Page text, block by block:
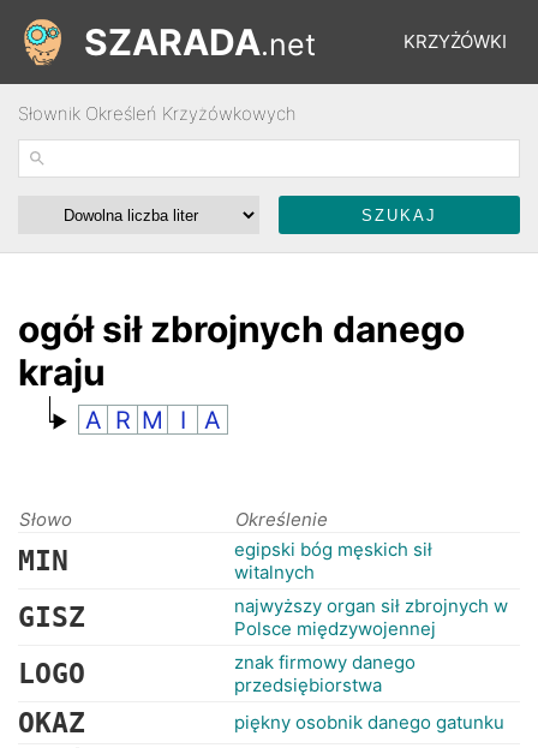
KRZYŻÓWKI
ŁAMIGŁÓWKI
RANKINGI
SZARADA.net
Słownik Określeń Krzyżówkowych
ogół sił zbrojnych danego
kraju
A R M I A
Słowo Określenie
MIN
egipski bóg męskich sił
witalnych
GISZ
najwyższy organ sił zbrojnych w
Polsce międzywojennej
LOGO
znak firmowy danego
przedsiębiorstwa
OKAZ piękny osobnik danego gatunku